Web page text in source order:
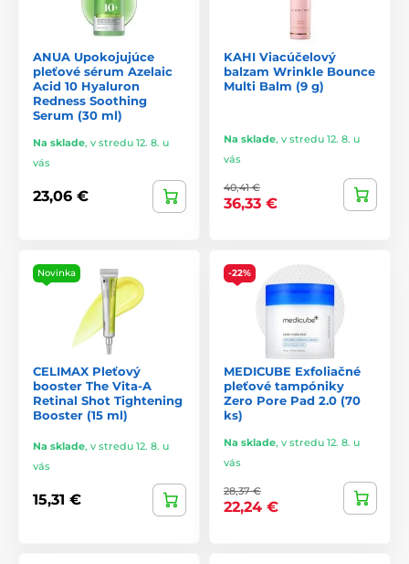
Ampulky sú najkoncentrovanejšou formou starostlivosti.
Používajú sa krátkodobo alebo v období, keď pleť potrebuje
extra podporu. Skvelé naregeneráciu, rozjasnenie,
hydratáciu a upokojenie
. Obsahujú napríkladpropolis,
kolagén, kyseliny, retinol alebo peptidy
Prečo ich používať?
Pretože krém nestačí na všetko. Tieto produkty:
hĺbkovo hydratujú
vyhladzujú linky
rozjasňujú tón pleti
bojujú s nedokonalosťami
upokojujú podráždenie
Kórejské a japonské tonery, séra, ampulky a esencie sú
obľúbené vďakaľahkým textúram, vysokému obsahu
účinných látok a výbornej znášanlivosti
ANUA Upokojujúce
pleťové sérum Azelaic
Acid 10 Hyaluron
Redness Soothing
Serum (30 ml)
Na sklade, v stredu 12. 8. u
vás
23,06 €
KAHI Viacúčelový
balzam Wrinkle Bounce
Multi Balm (9 g)
Na sklade, v stredu 12. 8. u
vás
40,41 €
36,33 €
Novinka
CELIMAX Pleťový
booster The Vita-A
Retinal Shot Tightening
Booster (15 ml)
Na sklade, v stredu 12. 8. u
vás
15,31 €
-22%
MEDICUBE Exfoliačné
pleťové tampóniky
Zero Pore Pad 2.0 (70
ks)
Na sklade, v stredu 12. 8. u
vás
28,37 €
22,24 €